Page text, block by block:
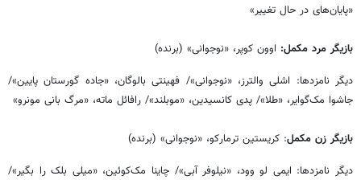
«پایان‌های در حال تغییر»
بازیگر مرد مکمل: اوون کوپر، «نوجوانی» (برنده)
دیگر نامزدها: اشلی والترز، «نوجوانی»/ فهینتی بالوگان، «جاده گورستان پایین»/
جاشوا مک‌گوایر، «طلا»/ پدی کانسیدین، «موبلند»/ رافائل ماته، «مرگ بانی مونرو»
بازیگر زن مکمل: کریستین ترمارکو، «نوجوانی» (برنده)
دیگر نامزدها: ایمی لو وود، «نیلوفر آبی»/ چاینا مک‌کوئین، «میلی بلک را بگیر»/